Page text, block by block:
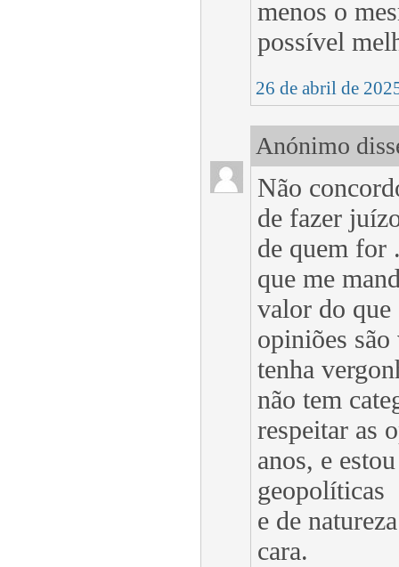
menos o
possível
26 de abril de
Anónimo
Não
de fazer
de quem for
que me
valor do que
opiniões
tenha
não tem
respeitar as
anos, e
geopolíticas
e de
cara.